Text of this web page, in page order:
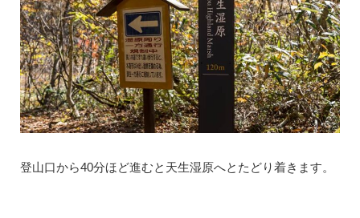
登山口から40分ほど進むと天生湿原へとたどり着きます。